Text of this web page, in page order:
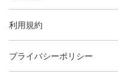
利用規約
プライバシーポリシー